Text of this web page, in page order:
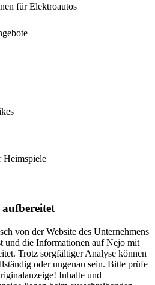
für Elektroautos
Heimspiele
von der Website des Unternehmens
die Informationen auf Nejo mit
Trotz sorgfältiger Analyse können
oder ungenau sein. Bitte prüfe
Inhalte und